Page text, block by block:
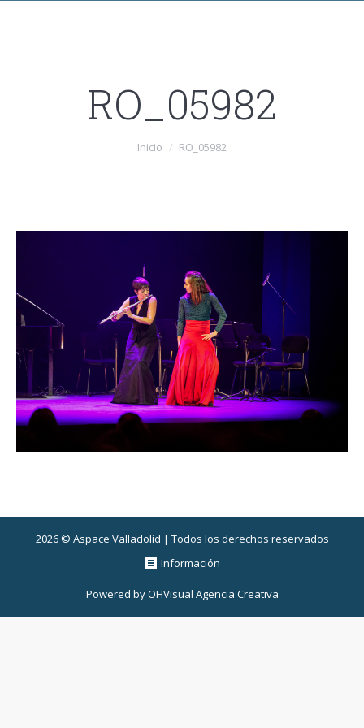
RO_05982
Inicio RO_05982
2026 © Aspace Valladolid | Todos los derechos reservados
Información
Powered byOHVisual Agencia Creativa